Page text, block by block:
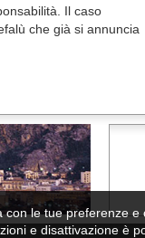
Il caso
che già si annuncia
le tue preferenze
e disattivazione è